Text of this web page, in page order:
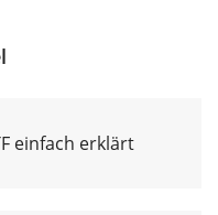
einfach erklärt